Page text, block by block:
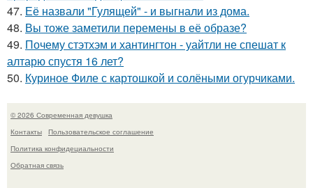
47. Её назвали "Гулящей" - и выгнали из дома.
48. Вы тоже заметили перемены в её образе?
49. Почему стэтхэм и хантингтон - уайтли не спешат к
алтарю спустя 16 лет?
50. Куриное Филе с картошкой и солёными огурчиками.
© 2026 Современная девушка
Контакты
Пользовательское соглашение
Политика конфидециальности
Обратная связь